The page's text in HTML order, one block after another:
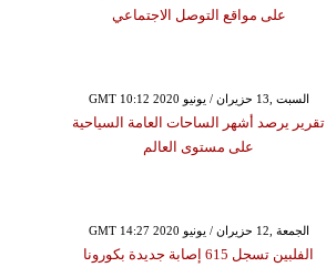
على مواقع التوصل الاجتماعي
GMT 10:12 2020 السبت ,13 حزيران / يونيو
تقرير يرصد أشهر الساحات العامة السياحية
على مستوى العالم
GMT 14:27 2020 الجمعة ,12 حزيران / يونيو
الفلبين تسجل 615 إصابة جديدة بكورونا